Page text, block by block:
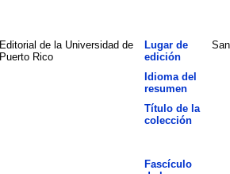
Editorial de la Universidad de
Puerto Rico
Lugar de
edición
Idioma del
resumen
Título de la
colección
Fascículo